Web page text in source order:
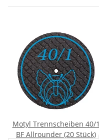
Motyl Trennscheiben 40/1
BF Allrounder (20 Stück)